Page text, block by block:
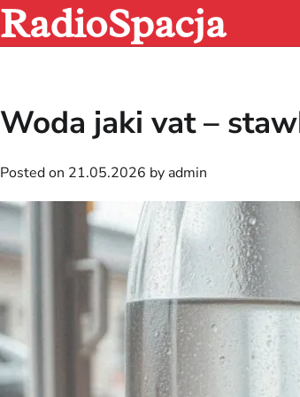
Skip
to
content
RadioSpacja
Woda jaki vat –
Posted on 21.05.2026 by admin